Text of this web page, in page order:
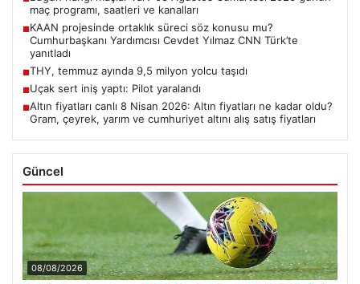
maç programı, saatleri ve kanalları
■KAAN projesinde ortaklık süreci söz konusu mu?
Cumhurbaşkanı Yardımcısı Cevdet Yılmaz CNN Türk’te
yanıtladı
■THY, temmuz ayında 9,5 milyon yolcu taşıdı
■Uçak sert iniş yaptı: Pilot yaralandı
■Altın fiyatları canlı 8 Nisan 2026: Altın fiyatları ne kadar oldu?
Gram, çeyrek, yarım ve cumhuriyet altını alış satış fiyatları
Güncel
08/08/2026